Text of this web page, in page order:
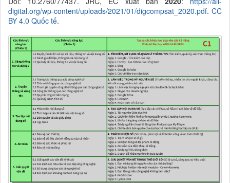
digital.org/wp-content/uploads/2021/01/digcompsat_2020.pdf. CC
BY 4.0 Quốc tế.